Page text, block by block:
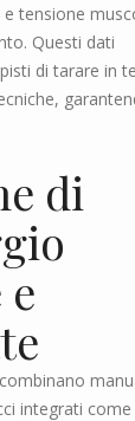
tensione
Questi dati
di tarare in
di
integrati come